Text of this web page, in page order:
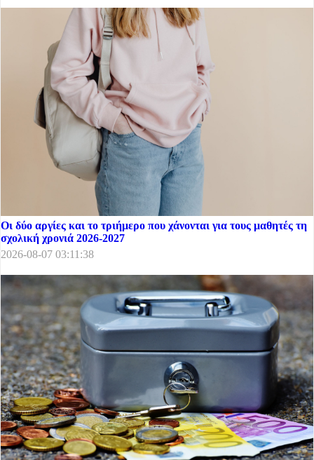
Οι δύο αργίες και το τριήμερο που χάνονται για τους μαθητές τη
σχολική χρονιά 2026-2027
2026-08-07 03:11:38